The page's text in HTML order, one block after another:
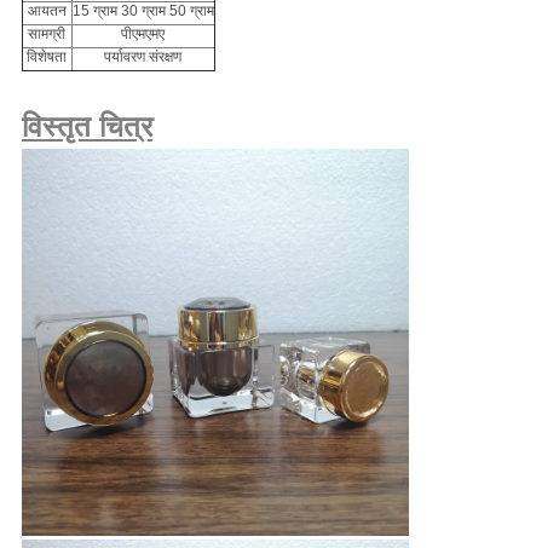
आयतन 15 ग्राम 30 ग्राम 50 ग्राम
सामग्री
पीएमएमए
विशेषता
पर्यावरण संरक्षण
विस्तृत चित्र